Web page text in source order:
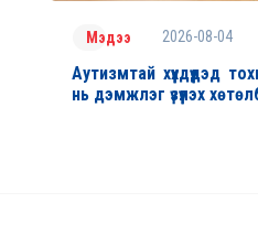
Мэдээ 2026-08-04
Аутизмтай хүүхдүүдэд
нь дэмжлэг үзүүлэх